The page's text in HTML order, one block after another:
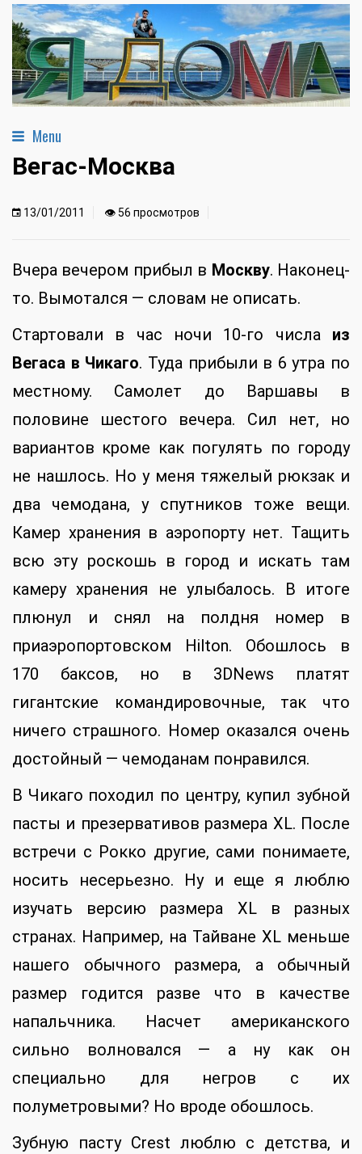
Menu
Вегас-Москва
13/01/2011 👁 56 просмотров
Вчера вечером прибыл в Москву. Наконец-
то. Вымотался — словам не описать.
Стартовали в час ночи 10-го числа из
Вегаса в Чикаго. Туда прибыли в 6 утра по
местному. Самолет до Варшавы в
половине шестого вечера. Сил нет, но
вариантов кроме как погулять по городу
не нашлось. Но у меня тяжелый рюкзак и
два чемодана, у спутников тоже вещи.
Камер хранения в аэропорту нет. Тащить
всю эту роскошь в город и искать там
камеру хранения не улыбалось. В итоге
плюнул и снял на полдня номер в
приаэропортовском Hilton. Обошлось в
170 баксов, но в 3DNews платят
гигантские командировочные, так что
ничего страшного. Номер оказался очень
достойный — чемоданам понравился.
В Чикаго походил по центру, купил зубной
пасты и презервативов размера XL. После
встречи с Рокко другие, сами понимаете,
носить несерьезно. Ну и еще я люблю
изучать версию размера XL в разных
странах. Например, на Тайване XL меньше
нашего обычного размера, а обычный
размер годится разве что в качестве
напальчника. Насчет американского
сильно волновался — а ну как он
специально для негров с их
полуметровыми? Но вроде обошлось.
Зубную пасту Crest люблю с детства, и